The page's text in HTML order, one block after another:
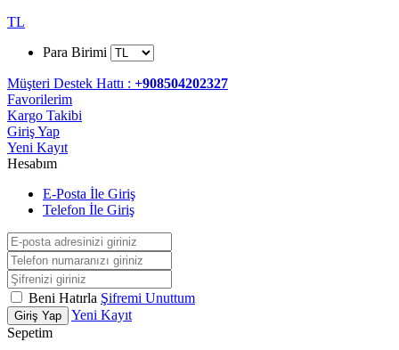
TL
Para Birimi
Müşteri Destek Hattı : +908504202327
Favorilerim
Kargo Takibi
Giriş Yap
Yeni Kayıt
Hesabım
E-Posta İle Giriş
Telefon İle Giriş
Beni Hatırla Şifremi Unuttum
Giriş Yap
Yeni Kayıt
Sepetim